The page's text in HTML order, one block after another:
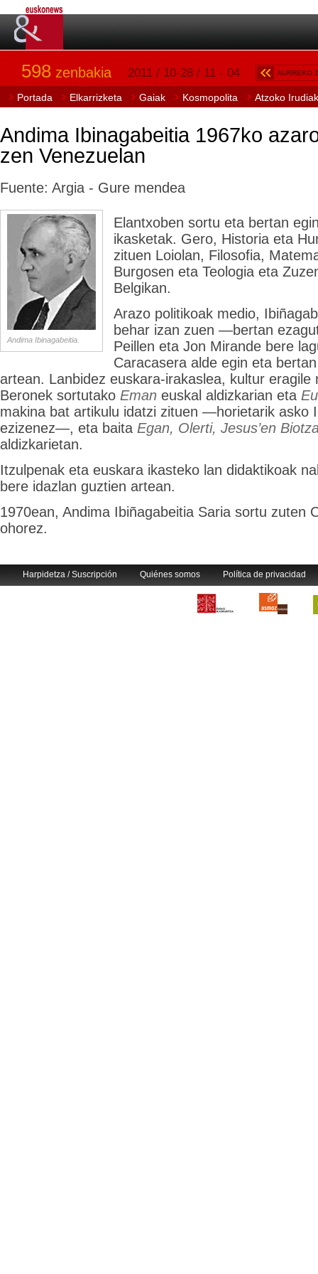
598 zenbakia 2011 / 10-28 / 11 - 04 AURREKO
Portada Elkarrizketa Gaiak Kosmopolita Atzoko Irudiak
Andima Ibinagabeitia 1967ko
zen Venezuelan
Fuente: Argia - Gure mendea
Andima Ibinagabeitia.
Elantxoben sortu eta bertan
ikasketak. Gero, Historia eta
zituen Loiolan, Filosofia,
Burgosen eta Teologia eta
Belgikan.
Arazo politikoak medio,
behar izan zuen —bertan
Peillen eta Jon Mirande bere
Caracasera alde egin eta
artean. Lanbidez euskara-irakaslea, kultur eragile
Beronek sortutako Eman euskal aldizkarian eta
makina bat artikulu idatzi zituen —horietarik asko
ezizenez—, eta baita Egan, Olerti, Jesus’en
aldizkarietan.
Itzulpenak eta euskara ikasteko lan didaktikoak
bere idazlan guztien artean.
1970ean, Andima Ibiñagabeitia Saria sortu zuten
ohorez.
Harpidetza / Suscripción Quiénes somos Política de privacidad